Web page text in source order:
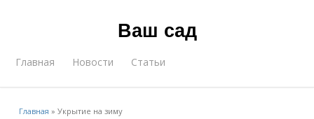
Ваш сад
Главная Новости Статьи
Главная »Укрытие на зиму